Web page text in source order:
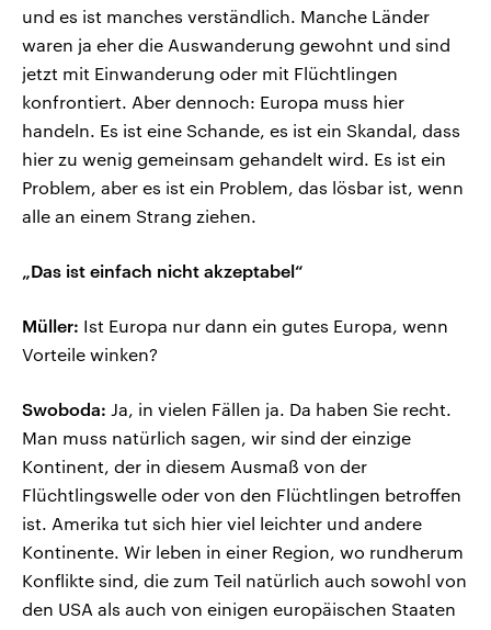
und es ist manches verständlich. Manche Länder
waren ja eher die Auswanderung gewohnt und sind
jetzt mit Einwanderung oder mit Flüchtlingen
konfrontiert. Aber dennoch: Europa muss hier
handeln. Es ist eine Schande, es ist ein Skandal, dass
hier zu wenig gemeinsam gehandelt wird. Es ist ein
Problem, aber es ist ein Problem, das lösbar ist, wenn
alle an einem Strang ziehen.
„Das ist einfach nicht akzeptabel“
Müller: Ist Europa nur dann ein gutes Europa, wenn
Vorteile winken?
Swoboda: Ja, in vielen Fällen ja. Da haben Sie recht.
Man muss natürlich sagen, wir sind der einzige
Kontinent, der in diesem Ausmaß von der
Flüchtlingswelle oder von den Flüchtlingen betroffen
ist. Amerika tut sich hier viel leichter und andere
Kontinente. Wir leben in einer Region, wo rundherum
Konflikte sind, die zum Teil natürlich auch sowohl von
den USA als auch von einigen europäischen Staaten